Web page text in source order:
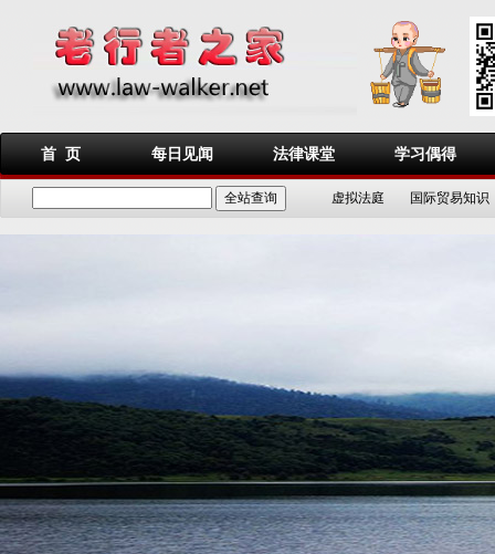
首 页 每日见闻 法律课堂 学习偶得
虚拟法庭 国际贸易知识